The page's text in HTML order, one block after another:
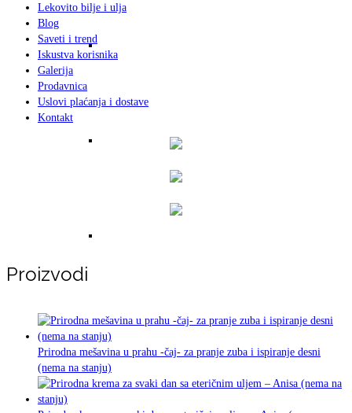
ZEOLITI KAO SUPLEMENTI
imamo rešenje za vas! TTC-10
Lekovito bilje i ulja
Blog
Saveti i trend
Iskustva korisnika
Galerija
Prodavnica
Uslovi plaćanja i dostave
Kontakt
Proizvodi
Prirodna mešavina u prahu -čaj- za pranje zuba i ispiranje desni
(nema na stanju)